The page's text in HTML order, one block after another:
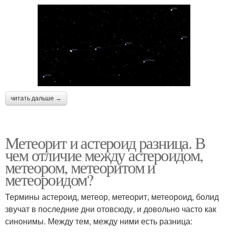
читать дальше →
Метеорит и астероид разница. В
чем отличие между астероидом,
метеором, метеоритом и
метеороидом?
Термины астероид, метеор, метеорит, метеороид, болид
звучат в последние дни отовсюду, и довольно часто как
синонимы. Между тем, между ними есть разница: